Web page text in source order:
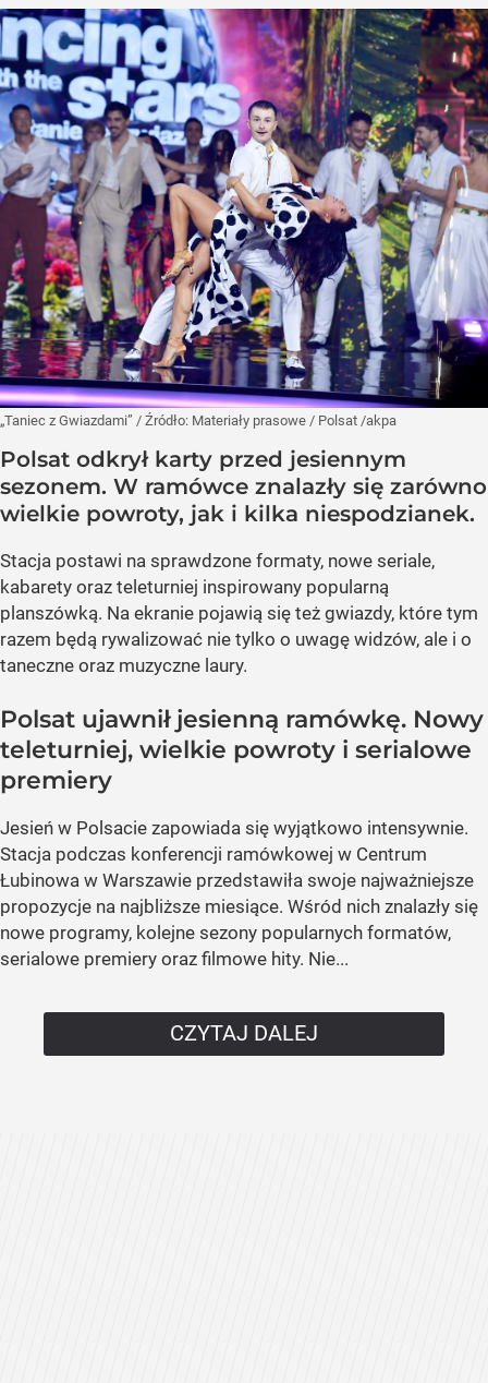
„Taniec z Gwiazdami” / Źródło: Materiały prasowe / Polsat /akpa
Polsat odkrył karty przed jesiennym
sezonem. W ramówce znalazły się zarówno
wielkie powroty, jak i kilka niespodzianek.
Stacja postawi na sprawdzone formaty, nowe seriale,
kabarety oraz teleturniej inspirowany popularną
planszówką. Na ekranie pojawią się też gwiazdy, które tym
razem będą rywalizować nie tylko o uwagę widzów, ale i o
taneczne oraz muzyczne laury.
Polsat ujawnił jesienną ramówkę. Nowy
teleturniej, wielkie powroty i serialowe
premiery
Jesień w Polsacie zapowiada się wyjątkowo intensywnie.
Stacja podczas konferencji ramówkowej w Centrum
Łubinowa w Warszawie przedstawiła swoje najważniejsze
propozycje na najbliższe miesiące. Wśród nich znalazły się
nowe programy, kolejne sezony popularnych formatów,
serialowe premiery oraz filmowe hity. Nie...
CZYTAJ DALEJ